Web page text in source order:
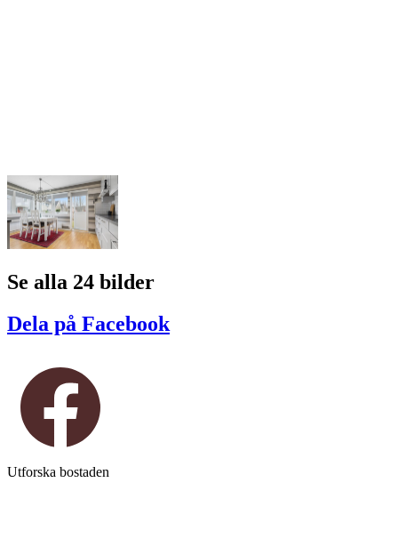
Se alla 24 bilder
Dela på Facebook
Utforska bostaden